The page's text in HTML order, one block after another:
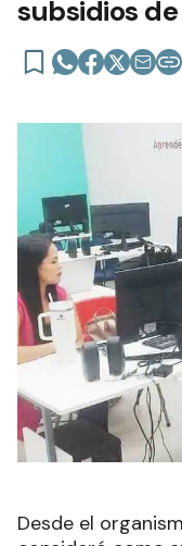
subsidios
Desde el